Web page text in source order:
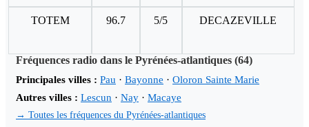
TOTEM 96.7 5/5 DECAZEVILLE
Fréquences radio dans le Pyrénées-atlantiques (64)
Principales villes : Pau · Bayonne · Oloron Sainte Marie
Autres villes : Lescun · Nay · Macaye
→ Toutes les fréquences du Pyrénées-atlantiques